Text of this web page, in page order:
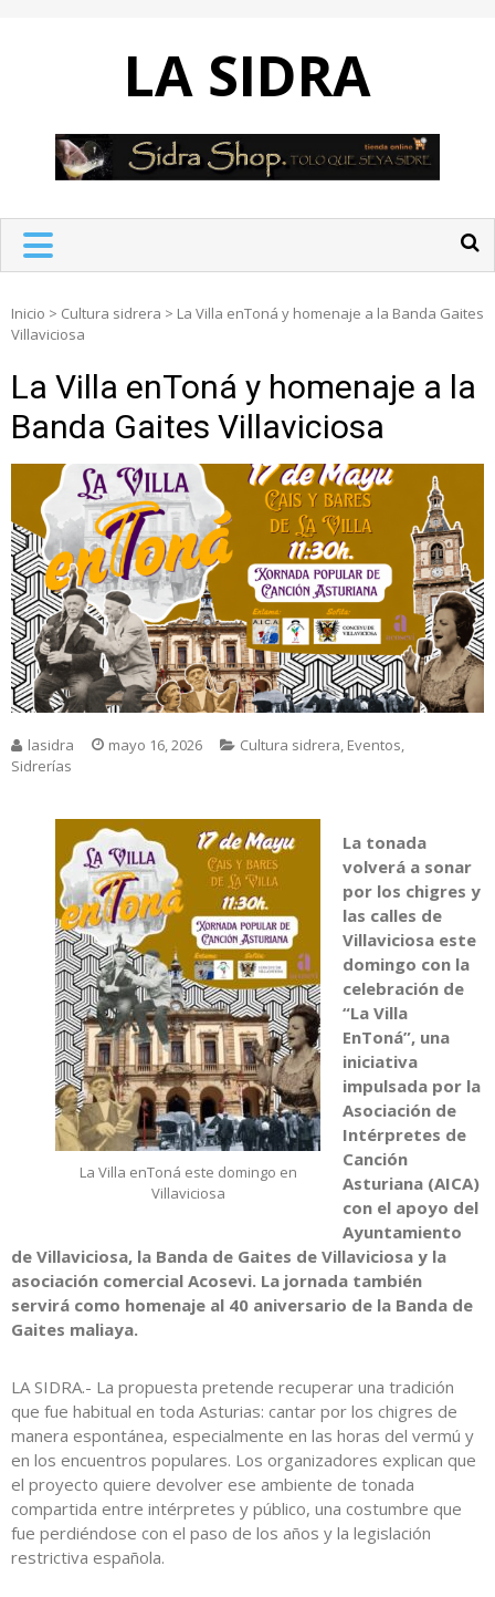
LA SIDRA
Inicio > Cultura sidrera > La Villa enToná y homenaje a la Banda Gaites
Villaviciosa
La Villa enToná y homenaje a la
Banda Gaites Villaviciosa
lasidra mayo 16, 2026 Cultura sidrera, Eventos,
Sidrerías
La Villa enToná este domingo en
Villaviciosa
La tonada
volverá a sonar
por los chigres y
las calles de
Villaviciosa este
domingo con la
celebración de
“La Villa
EnToná”, una
iniciativa
impulsada por la
Asociación de
Intérpretes de
Canción
Asturiana (AICA)
con el apoyo del
Ayuntamiento
de Villaviciosa, la Banda de Gaites de Villaviciosa y la
asociación comercial Acosevi. La jornada también
servirá como homenaje al 40 aniversario de la Banda de
Gaites maliaya.
LA SIDRA.- La propuesta pretende recuperar una tradición
que fue habitual en toda Asturias: cantar por los chigres de
manera espontánea, especialmente en las horas del vermú y
en los encuentros populares. Los organizadores explican que
el proyecto quiere devolver ese ambiente de tonada
compartida entre intérpretes y público, una costumbre que
fue perdiéndose con el paso de los años y la legislación
restrictiva española.